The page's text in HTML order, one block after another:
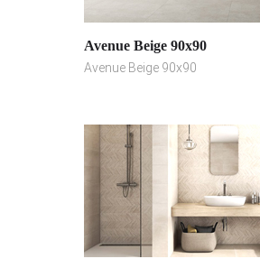
Avenue Beige 90x90
Avenue Beige 90x90